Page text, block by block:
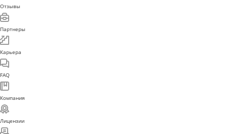
Отзывы
Партнеры
Карьера
FAQ
Компания
Лицензии